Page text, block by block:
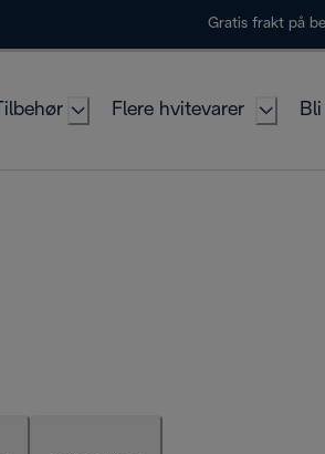
Gratis frakt på
Tilbehør Flere hvitevarer